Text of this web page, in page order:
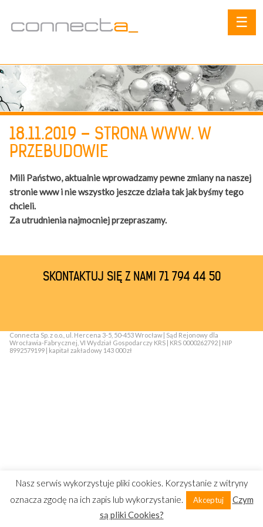
☰
18.11.2019 – STRONA WWW. W
PRZEBUDOWIE
Mili Państwo, aktualnie wprowadzamy pewne zmiany na naszej
stronie www i nie wszystko jeszcze działa tak jak byśmy tego
chcieli.
Za utrudnienia najmocniej przepraszamy.
SKONTAKTUJ SIĘ Z NAMI 71 794 44 50
Connecta Sp. z o.o., ul. Hercena 3-5, 50-453 Wrocław | Sąd Rejonowy dla
Wrocławia-Fabrycznej, VI Wydział Gospodarczy KRS | KRS 0000262792 | NIP
8992579199 | kapitał zakładowy 143 000 zł
Nasz serwis wykorzystuje pliki cookies. Korzystanie z witryny
oznacza zgodę na ich zapis lub wykorzystanie.
Akceptuj
Czym
są pliki Cookies?